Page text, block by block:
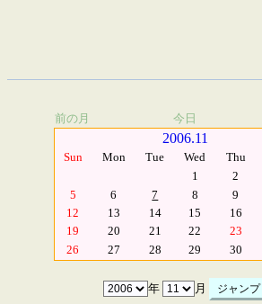
前の月 今日
2006.11
Sun Mon Tue Wed Thu
1
2
5
6 7 8 9
12
13 14 15 16
19
20 21 22 23
26
27 28 29 30
年 月